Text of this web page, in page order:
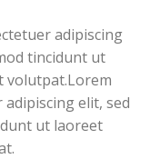
adipiscing
tincidunt ut
volutpat.Lorem
elit, sed
ut laoreet